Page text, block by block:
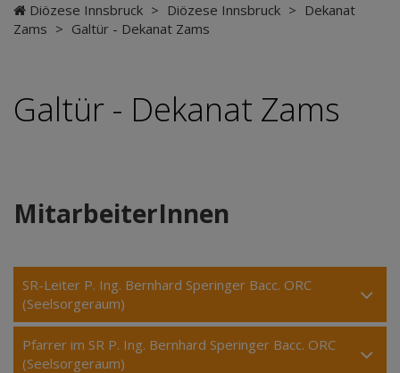
Diözese Innsbruck > Diözese Innsbruck > Dekanat
Zams > Galtür - Dekanat Zams
Galtür - Dekanat Zams
MitarbeiterInnen
SR-Leiter P. Ing. Bernhard Speringer Bacc. ORC
(Seelsorgeraum)
Pfarrer im SR P. Ing. Bernhard Speringer Bacc. ORC
(Seelsorgeraum)